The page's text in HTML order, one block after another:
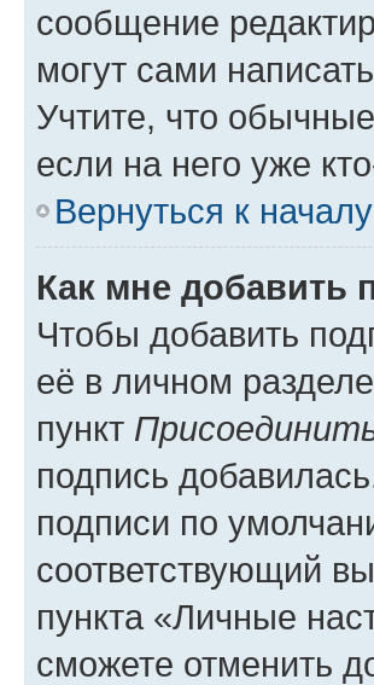
сообщение
могут сами
Учтите, что
если на него уже
Вернуться к началу
Как мне добавить
Чтобы добавить
её в личном
пункт
подпись
подписи по
соответствующий
пункта «Личные
сможете отменить